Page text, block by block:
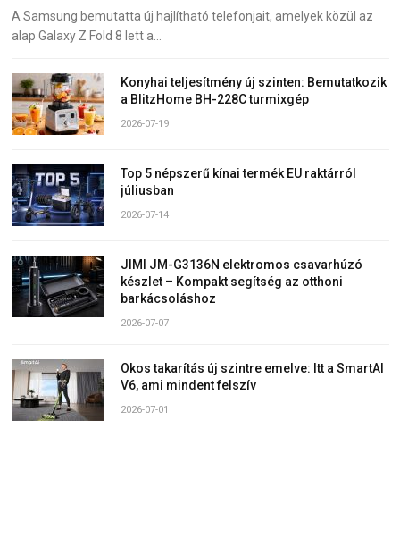
A Samsung bemutatta új hajlítható telefonjait, amelyek közül az
alap Galaxy Z Fold 8 lett a…
Konyhai teljesítmény új szinten: Bemutatkozik
a BlitzHome BH-228C turmixgép
2026-07-19
Top 5 népszerű kínai termék EU raktárról
júliusban
2026-07-14
JIMI JM-G3136N elektromos csavarhúzó
készlet – Kompakt segítség az otthoni
barkácsoláshoz
2026-07-07
Okos takarítás új szintre emelve: Itt a SmartAI
V6, ami mindent felszív
2026-07-01